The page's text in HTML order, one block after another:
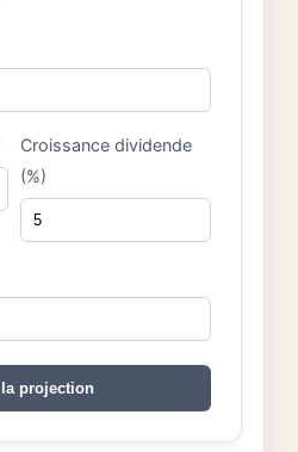
Croissance dividende
(%)
projection